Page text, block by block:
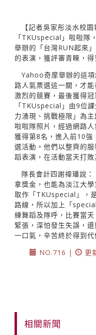
【記者吳家彤淡水校
「TKUspecial」啦啦隊
舉辦的「台灣RUN起來
的表演，獲評審青睞，
Yahoo奇摩舉辦的這
路人氣票選這一關，才
激烈的競賽，最後獲得冠
「TKUspecial」由9位
力湧現、挑戰極限」為
啦啦隊照片，經過網路
獲得第8名，進入前10強
選活動。他們以整齊的
蹈表演，在活動當天打
隊長會計四謝禕璠說
拿獎金，也能為淡江大
取作「TKUspecial」，
路線，所以加上「
練舞蹈及隊呼，比賽當
緊張，深怕發生失誤，
一口氣，辛苦終於得到代
NO.716 |
更
相關新聞